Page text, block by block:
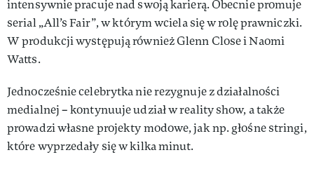
intensywnie pracuje nad swoją karierą. Obecnie promuje
serial „All’s Fair”, w którym wciela się w rolę prawniczki.
W produkcji występują również Glenn Close i Naomi
Watts.
Jednocześnie celebrytka nie rezygnuje z działalności
medialnej – kontynuuje udział w reality show, a także
prowadzi własne projekty modowe, jak np. głośne stringi,
które wyprzedały się w kilka minut.